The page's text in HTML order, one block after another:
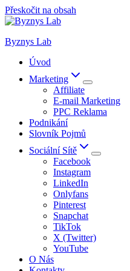
Přeskočit na obsah
Byznys Lab
Úvod
Marketing
Affiliate
E-mail Marketing
PPC Reklama
Podnikání
Slovník Pojmů
Sociální Sítě
Facebook
Instagram
LinkedIn
Onlyfans
Pinterest
Snapchat
TikTok
X (Twitter)
YouTube
O Nás